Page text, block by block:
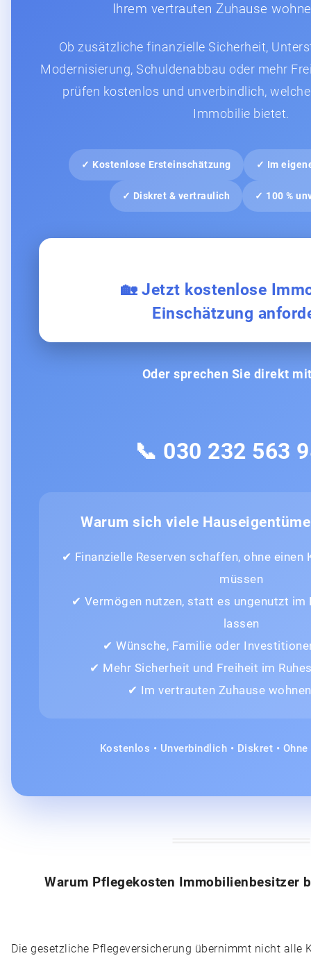
Ihrem vertrauten Zuhause
Ob zusätzliche finanzielle Sicherheit,
Modernisierung, Schuldenabbau oder mehr
prüfen kostenlos und unverbindlich,
Immobilie bietet.
✓ Kostenlose Ersteinschätzung ✓ Im
✓ Diskret & vertraulich ✓ 100 %
🏡 Jetzt kostenlose
Einschätzung
Oder sprechen Sie direkt
📞 030 232 563
Warum sich viele
✔ Finanzielle Reserven schaffen, ohne einen
müssen
✔ Vermögen nutzen, statt es ungenutzt im
lassen
✔ Wünsche, Familie oder
✔ Mehr Sicherheit und Freiheit im
✔ Im vertrauten Zuhause
Kostenlos • Unverbindlich • Diskret •
Warum Pflegekosten Immobilienbesitzer
Die gesetzliche Pflegeversicherung übernimmt nicht alle